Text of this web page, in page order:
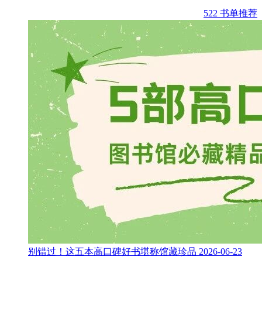
522 书单推荐
别错过！这五本高口碑好书堪称馆藏珍品 2026-06-23